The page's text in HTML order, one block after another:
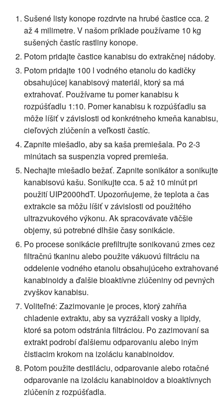
Sušené listy konope rozdrvte na hrubé častice cca. 2
až 4 milimetre. V našom príklade používame 10 kg
sušených častíc rastliny konope.
Potom pridajte častice kanabisu do extrakčnej nádoby.
Potom pridajte 100 l vodného etanolu do kadičky
obsahujúcej kanabisový materiál, ktorý sa má
extrahovať. Používame tu pomer kanabisu k
rozpúšťadlu 1:10. Pomer kanabisu k rozpúšťadlu sa
môže líšiť v závislosti od konkrétneho kmeňa kanabisu,
cieľových zlúčenín a veľkosti častíc.
Zapnite miešadlo, aby sa kaša premiešala. Po 2-3
minútach sa suspenzia vopred premieša.
Nechajte miešadlo bežať. Zapnite sonikátor a sonikujte
kanabisovú kašu. Sonikujte cca. 5 až 10 minút pri
použití UIP2000hdT. Upozorňujeme, že teplota a čas
extrakcie sa môžu líšiť v závislosti od použitého
ultrazvukového výkonu. Ak spracovávate väčšie
objemy, sú potrebné dlhšie časy sonikácie.
Po procese sonikácie prefiltrujte sonikovanú zmes cez
filtračnú tkaninu alebo použite vákuovú filtráciu na
oddelenie vodného etanolu obsahujúceho extrahované
kanabinoidy a ďalšie bioaktívne zlúčeniny od pevných
zvyškov kanabisu.
Voliteľné: Zazimovanie je proces, ktorý zahŕňa
chladenie extraktu, aby sa vyzrážali vosky a lipidy,
ktoré sa potom odstránia filtráciou. Po zazimovaní sa
extrakt podrobí ďalšiemu odparovaniu alebo iným
čistiacim krokom na izoláciu kanabinoidov.
Potom použite destiláciu, odparovanie alebo rotačné
odparovanie na izoláciu kanabinoidov a bioaktívnych
zlúčenín z rozpúšťadla.